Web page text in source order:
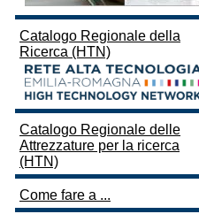
Catalogo Regionale della
Ricerca (HTN)
Catalogo Regionale delle
Attrezzature per la ricerca
(HTN)
Come fare a ...